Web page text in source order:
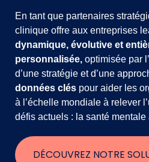
En tant que partenaires
clinique offre aux entreprises
dynamique, évolutive et
personnalisée, optimisée par
d’une stratégie et d’une
données clés pour aider les
à l’échelle mondiale à relever
défis actuels : la santé mentale
DÉCOUVREZ NOTRE